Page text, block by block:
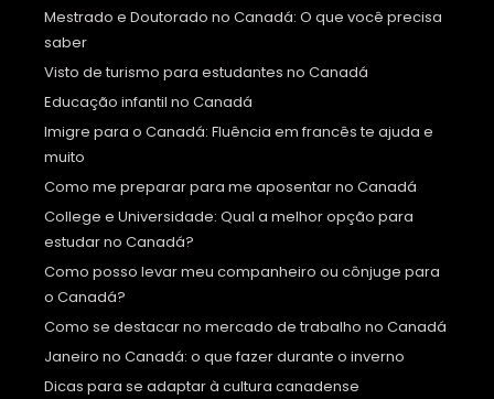
Mestrado e Doutorado no Canadá: O que você precisa
saber
Visto de turismo para estudantes no Canadá
Educação infantil no Canadá
Imigre para o Canadá: Fluência em francês te ajuda e
muito
Como me preparar para me aposentar no Canadá
College e Universidade: Qual a melhor opção para
estudar no Canadá?
Como posso levar meu companheiro ou cônjuge para
o Canadá?
Como se destacar no mercado de trabalho no Canadá
Janeiro no Canadá: o que fazer durante o inverno
Dicas para se adaptar à cultura canadense